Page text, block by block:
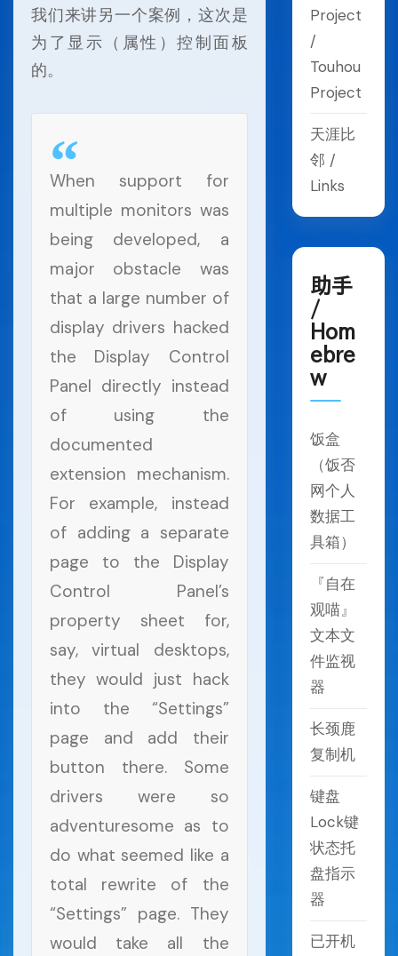
我们来讲另一个案例，这次是
为了显示（属性）控制面板
的。
When support for
multiple monitors was
being developed, a
major obstacle was
that a large number of
display drivers hacked
the Display Control
Panel directly instead
of using the
documented
extension mechanism.
For example, instead
of adding a separate
page to the Display
Control Panel’s
property sheet for,
say, virtual desktops,
they would just hack
into the “Settings”
page and add their
button there. Some
drivers were so
adventuresome as to
do what seemed like a
total rewrite of the
“Settings” page. They
would take all the
Project
/
Touhou
Project
天涯比
邻 /
Links
助手
/
Hom
ebre
w
饭盒
（饭否
网个人
数据工
具箱）
『自在
观喵』
文本文
件监视
器
长颈鹿
复制机
键盘
Lock键
状态托
盘指示
器
已开机